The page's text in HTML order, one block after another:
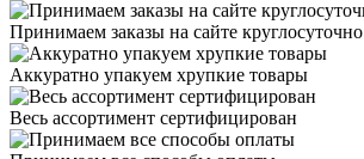
Принимаем заказы на сайте круглосуточно
Аккуратно упакуем хрупкие товары
Весь ассортимент сертифицирован